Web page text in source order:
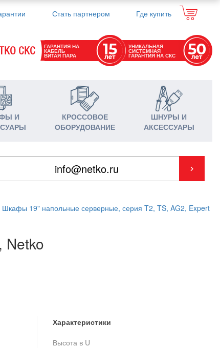
Стать партнером Где купить
СКС ГАРАНТИЯ НА
КАБЕЛЬ
ВИТАЯ ПАРА
УНИКАЛЬНАЯ
СИСТЕМНАЯ
ГАРАНТИЯ НА СКС
И
КРОССОВОЕ
ОБОРУДОВАНИЕ
ШНУРЫ И
АКСЕССУАРЫ
Шкафы 19" напольные серверные, серия T2, TS, AG2, Expert
Netko
Характеристики
Высота в U